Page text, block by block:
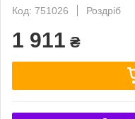
Код: 751026
Роздріб
1 911 ₴